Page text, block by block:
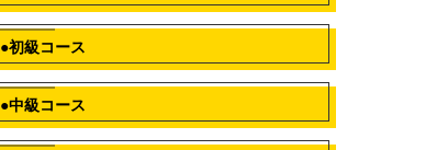
●初級コース
●中級コース